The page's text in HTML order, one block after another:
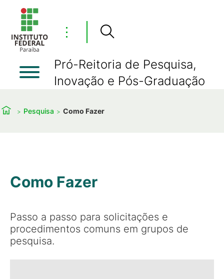
⋮
Pró-Reitoria de Pesquisa,
Inovação e Pós-Graduação
Pesquisa Como Fazer
Como Fazer
Passo a passo para solicitações e
procedimentos comuns em grupos de
pesquisa.